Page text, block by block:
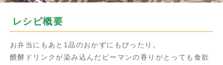
レシピ概要
お弁当にもあと1品のおかずにもぴったり。
醗酵ドリンクが染み込んだピーマンの香りがとっても食欲